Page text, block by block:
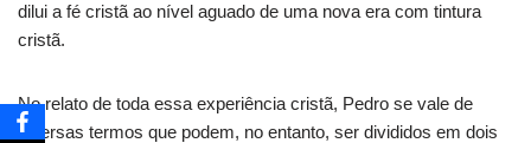
dilui a fé cristã ao nível aguado de uma nova era com tintura
cristã.
No relato de toda essa experiência cristã, Pedro se vale de
diversas termos que podem, no entanto, ser divididos em dois